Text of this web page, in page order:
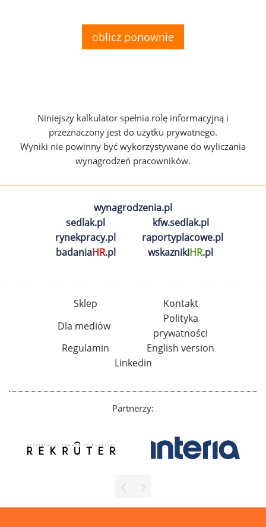
oblicz ponownie
Niniejszy kalkulator spełnia rolę informacyjną i
przeznaczony jest do użytku prywatnego.
Wyniki nie powinny być wykorzystywane do wyliczania
wynagrodzeń pracowników.
wynagrodzenia.pl
sedlak.pl
kfw.sedlak.pl
rynekpracy.pl
raportyplacowe.pl
badaniaHR.pl wskaznikiHR.pl
Sklep
Kontakt
Dla mediów
Polityka
prywatności
Regulamin
English version
Linkedin
Partnerzy: